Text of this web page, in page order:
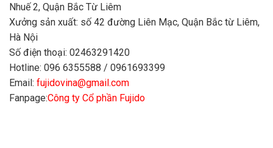
Nhuế 2, Quận Bắc Từ Liêm
Xưởng sản xuất: số 42 đường Liên Mạc, Quận Bắc từ Liêm,
Hà Nội
Số điện thoại: 02463291420
Hotline: 096 6355588 / 0961693399
Email: fujidovina@gmail.com
Fanpage:Công ty Cổ phần Fujido